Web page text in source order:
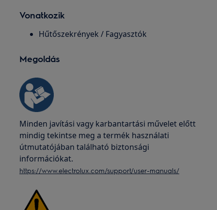
Vonatkozik
Hűtőszekrények / Fagyasztók
Megoldás
Minden javítási vagy karbantartási művelet előtt
mindig tekintse meg a termék használati
útmutatójában található biztonsági
információkat.
https://www.electrolux.com/support/user-manuals/